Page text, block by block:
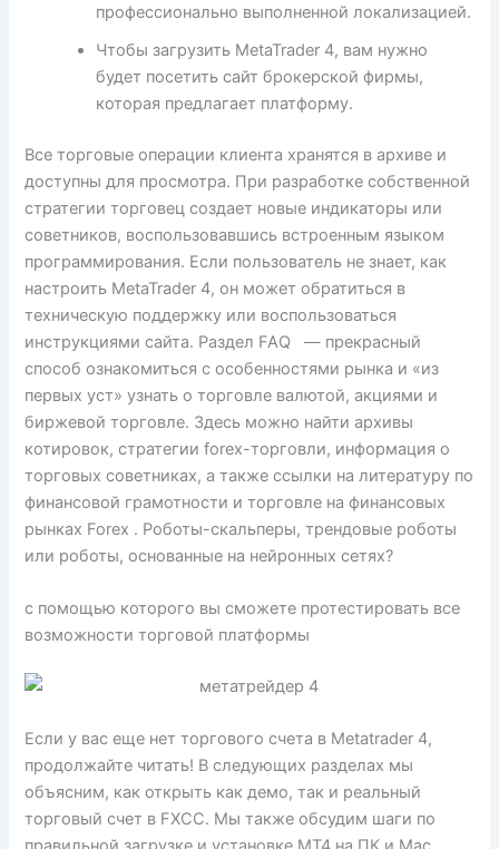
профессионально выполненной локализацией.
Чтобы загрузить MetaTrader 4, вам нужно
будет посетить сайт брокерской фирмы,
которая предлагает платформу.
Все торговые операции клиента хранятся в архиве и
доступны для просмотра. При разработке собственной
стратегии торговец создает новые индикаторы или
советников, воспользовавшись встроенным языком
программирования. Если пользователь не знает, как
настроить MetaTrader 4, он может обратиться в
техническую поддержку или воспользоваться
инструкциями сайта. Раздел FAQ — прекрасный
способ ознакомиться с особенностями рынка и «из
первых уст» узнать о торговле валютой, акциями и
биржевой торговле. Здесь можно найти архивы
котировок, стратегии forex-торговли, информация о
торговых советниках, а также ссылки на литературу по
финансовой грамотности и торговле на финансовых
рынках Forex . Роботы-скальперы, трендовые роботы
или роботы, основанные на нейронных сетях?
с помощью которого вы сможете протестировать все
возможности торговой платформы
Если у вас еще нет торгового счета в Metatrader 4,
продолжайте читать! В следующих разделах мы
объясним, как открыть как демо, так и реальный
торговый счет в FXCC. Мы также обсудим шаги по